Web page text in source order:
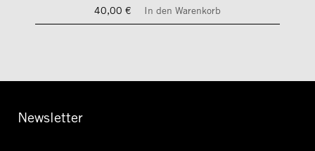
40,00 €
In den Warenkorb
Newsletter